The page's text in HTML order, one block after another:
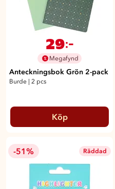
29:-
Megafynd
Anteckningsbok Grön 2-pack
Burde | 2 pcs
Köp
-51% Räddad